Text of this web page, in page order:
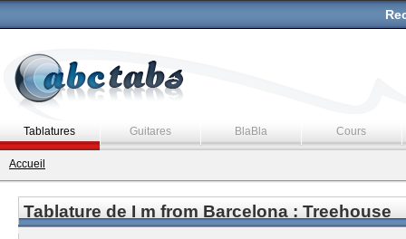
Tablatures Guitares BlaBla Cours
Accueil
Tablature de I m from Barcelona : Treehouse